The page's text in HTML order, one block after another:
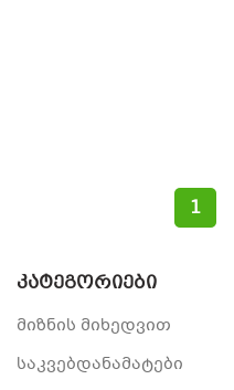
ᲙᲐᲢᲔᲒᲝᲠᲘᲔᲑᲘ
მიზნის მიხედვით
საკვებდანამატები
1